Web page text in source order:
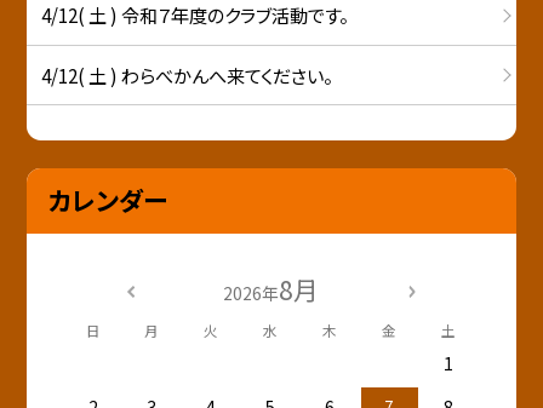
4/12( 土 ) 令和７年度のクラブ活動です。
4/12( 土 ) わらべかんへ来てください。
カレンダー
2026年8月
日 月 火 水 木 金 土
1